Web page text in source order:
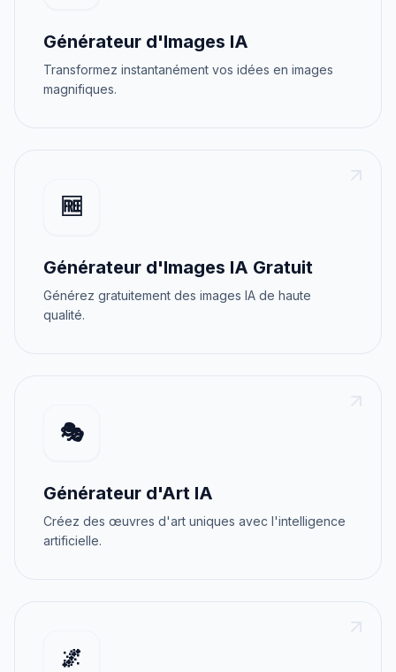
Générateur d'Images IA
Transformez instantanément vos idées en images
magnifiques.
🆓
Générateur d'Images IA Gratuit
Générez gratuitement des images IA de haute
qualité.
🎭
Générateur d'Art IA
Créez des œuvres d'art uniques avec l'intelligence
artificielle.
🌌